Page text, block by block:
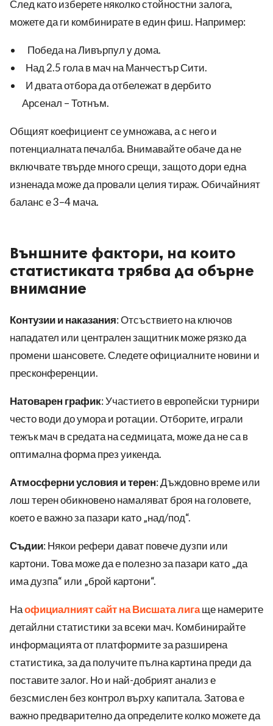
След като изберете няколко стойностни залога,
можете да ги комбинирате в един фиш. Например:
Победа на Ливърпул у дома.
Над 2.5 гола в мач на Манчестър Сити.
И двата отбора да отбележат в дербито
Арсенал – Тотнъм.
Общият коефициент се умножава, а с него и
потенциалната печалба. Внимавайте обаче да не
включвате твърде много срещи, защото дори една
изненада може да провали целия тираж. Обичайният
баланс е 3–4 мача.
Външните фактори, на които
статистиката трябва да обърне
внимание
Контузии и наказания: Отсъствието на ключов
нападател или централен защитник може рязко да
промени шансовете. Следете официалните новини и
пресконференции.
Натоварен график: Участието в европейски турнири
често води до умора и ротации. Отборите, играли
тежък мач в средата на седмицата, може да не са в
оптимална форма през уикенда.
Атмосферни условия и терен: Дъждовно време или
лош терен обикновено намаляват броя на головете,
което е важно за пазари като „над/под“.
Съдии: Някои рефери дават повече дузпи или
картони. Това може да е полезно за пазари като „да
има дузпа“ или „брой картони“.
Наофициалният сайт на Висшата лигаще намерите
детайлни статистики за всеки мач. Комбинирайте
информацията от платформите за разширена
статистика, за да получите пълна картина преди да
поставите залог. Но и най-добрият анализ е
безсмислен без контрол върху капитала. Затова е
важно предварително да определите колко можете да